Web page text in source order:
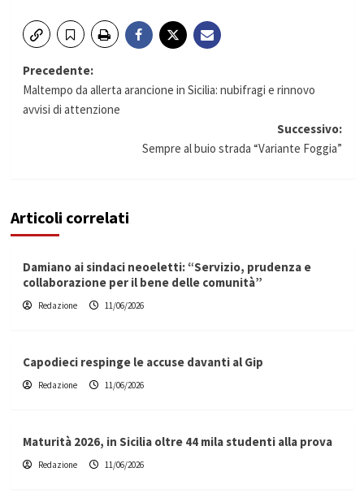
Navigazione
articolo
Precedente:
Maltempo da allerta arancione in Sicilia: nubifragi e rinnovo
avvisi di attenzione
Successivo:
Sempre al buio strada “Variante Foggia”
Articoli correlati
Damiano ai sindaci neoeletti: “Servizio, prudenza e
collaborazione per il bene delle comunità”
Redazione 11/06/2026
Capodieci respinge le accuse davanti al Gip
Redazione 11/06/2026
Maturità 2026, in Sicilia oltre 44 mila studenti alla prova
Redazione 11/06/2026